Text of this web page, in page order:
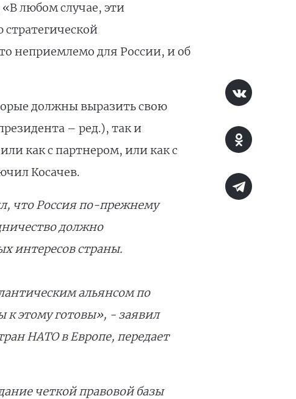
любом случае, эти
неприемлемо для России, и об
должны выразить свою
– ред.), так и
как с партнером, или как с
Косачев.
что Россия по-прежнему
должно
интересов страны.
альянсом по
к этому готовы», - заявил
НАТО в Европе, передает
четкой правовой базы